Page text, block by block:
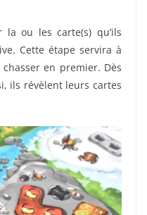
ou les carte(s) qu’ils
Cette étape servira à
en premier. Dès
ils révèlent leurs cartes